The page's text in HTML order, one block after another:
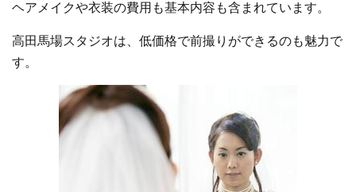
ヘアメイクや衣装の費用も基本内容も含まれています。
高田馬場スタジオは、低価格で前撮りができるのも魅力で
す。